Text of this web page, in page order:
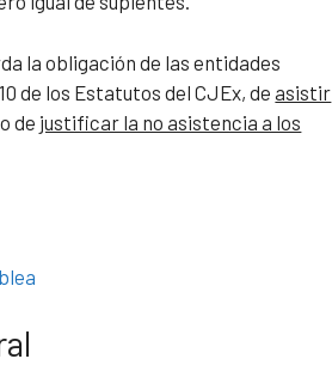
la obligación de las entidades
de los Estatutos del CJEx, deasistir
de justificar la no asistencia a los